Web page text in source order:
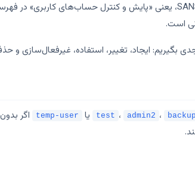
است.
test ، admin2 ، یا temp-user
اگر